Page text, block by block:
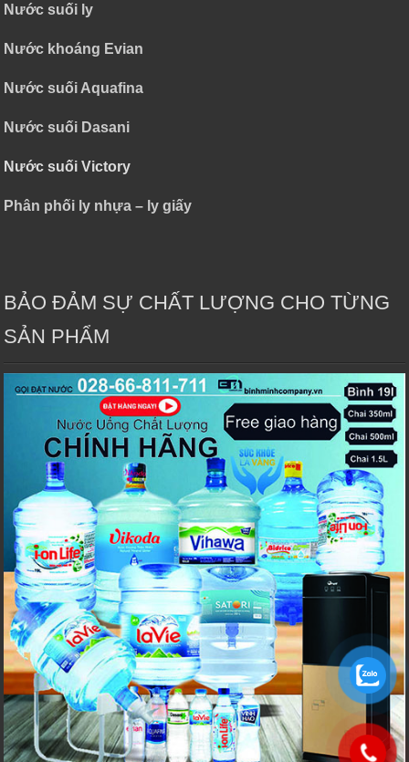
Nước suối ly
Nước khoáng Evian
Nước suối Aquafina
Nước suối Dasani
Nước suối Victory
Phân phối ly nhựa – ly giấy
BẢO ĐẢM SỰ CHẤT LƯỢNG CHO TỪNG
SẢN PHẨM